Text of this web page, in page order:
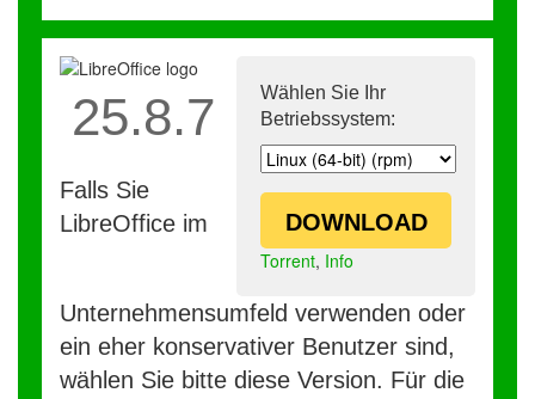
Wählen Sie Ihr
Betriebssystem:
DOWNLOAD
Torrent, Info
25.8.7
Falls Sie
LibreOffice im
Unternehmensumfeld verwenden oder
ein eher konservativer Benutzer sind,
wählen Sie bitte diese Version. Für die